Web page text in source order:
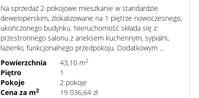
Na sprzedaż 2-pokojowe mieszkanie w standardzie
deweloperskim, zlokalizowane na 1 piętrze nowoczesnego,
ukończonego budynku. Nieruchomość składa się z:
przestronnego salonu z aneksem kuchennym, sypialni,
łazienki, funkcjonalnego przedpokoju. Dodatkowym ...
Powierzchnia
43,10 m2
Piętro
1
Pokoje
2 pokoje
Cena za m2 19 036,64 zł